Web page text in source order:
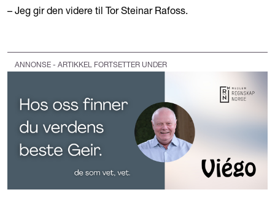
– Jeg gir den videre til Tor Steinar Rafoss.
ANNONSE - ARTIKKEL FORTSETTER UNDER